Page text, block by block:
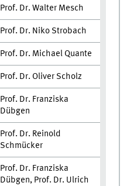
Prof. Dr. Walter Mesch
Prof. Dr. Niko Strobach
Prof. Dr. Michael Quante
Prof. Dr. Oliver Scholz
Prof. Dr. Franziska
Dübgen
Prof. Dr. Reinold
Schmücker
Prof. Dr. Franziska
Dübgen, Prof. Dr. Ulrich